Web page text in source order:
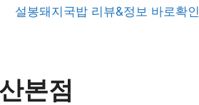
설봉돼지국밥 리뷰&정보 바로확인
본점